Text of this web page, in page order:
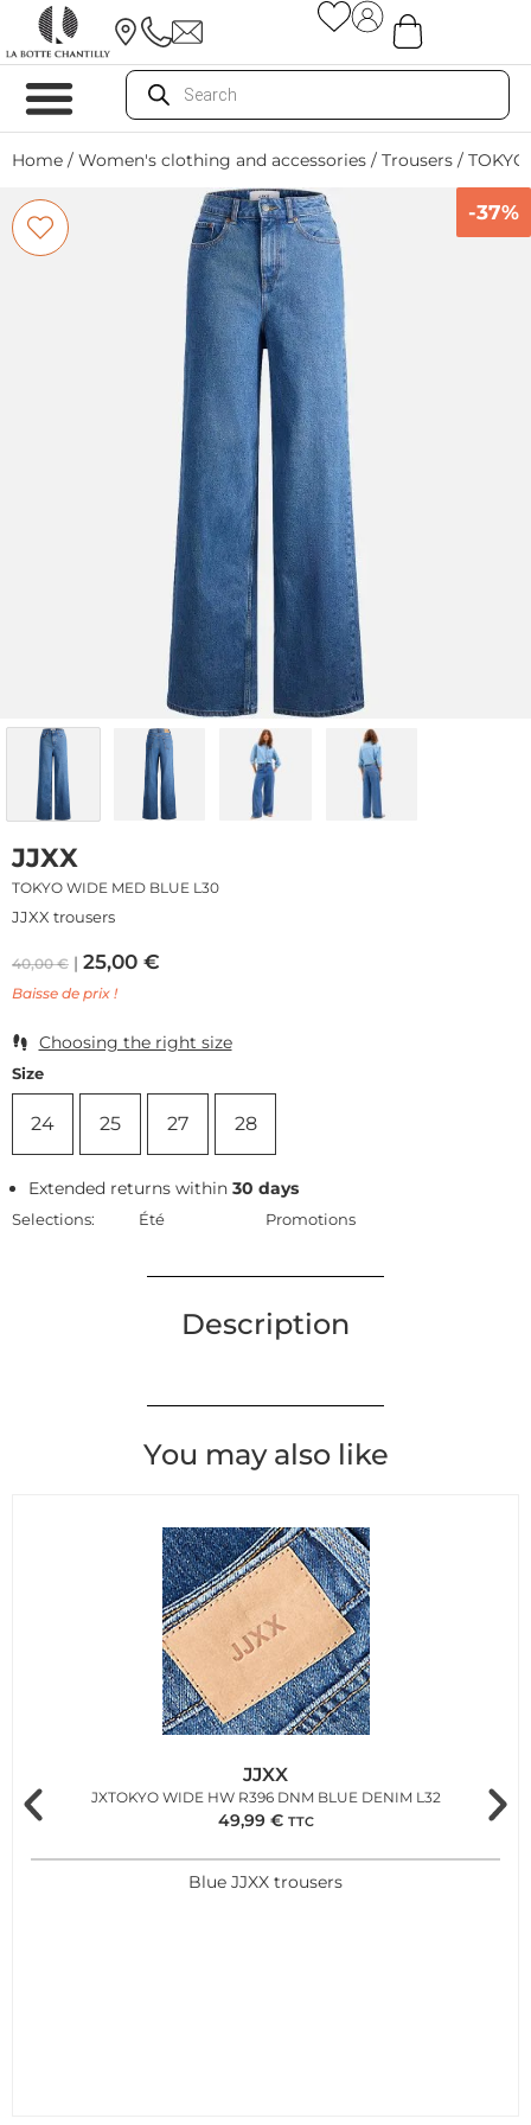
Home / Women's clothing and accessories / Trousers /
-37%
JJXX
TOKYO WIDE MED BLUE L30
JJXX trousers
40,00€ 25,00 €
Baisse de prix !
Choosing the right size
Size
24 25 27 28
Extended returns within30 days
Selections: Été Promotions
Description
You may also like
JJXX
JXTOKYO WIDE HW R396 DNM BLUE DENIM L32
49,99 € TTC
Blue JJXX trousers